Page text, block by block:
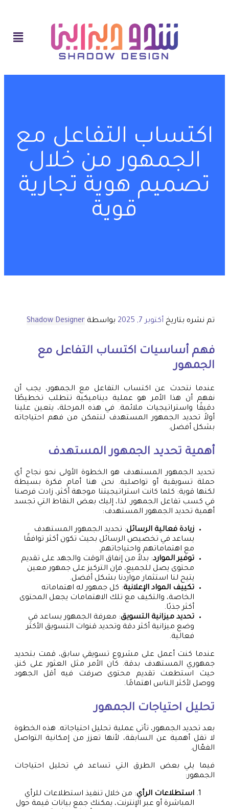
اكتساب التفاعل مع
الجمهور من خلال
تصميم هوية تجارية
قوية
تم نشره بتاريخ أكتوبر 7, 2025 بواسطة Shadow Designer
فهم أساسيات اكتساب التفاعل مع
الجمهور
عندما نتحدث عن اكتساب التفاعل مع الجمهور، يجب أن
نفهم أن هذا الأمر هو عملية ديناميكية تتطلب تخطيطًا
دقيقًا واستراتيجيات ملائمة. في هذه المرحلة، يتعين علينا
أولاً تحديد الجمهور المستهدف لنتمكن من فهم احتياجاته
بشكل أفضل.
أهمية تحديد الجمهور المستهدف
تحديد الجمهور المستهدف هو الخطوة الأولى نحو نجاح أي
حملة تسويقية أو تواصلية. نحن هنا أمام فكرة بسيطة
لكنها قوية: كلما كانت استراتيجيتنا موجهة أكثر، زادت فرصنا
في كسب تفاعل الجمهور. لذا، إليك بعض النقاط التي تجسد
أهمية تحديد الجمهور المستهدف:
زيادة فعالية الرسائل: تحديد الجمهور المستهدف
يساعد في تخصيص الرسائل بحيث تكون أكثر توافقًا
مع اهتماماتهم واحتياجاتهم.
توفير الموارد: بدلاً من إنفاق الوقت والجهد على تقديم
محتوى يصل للجميع، فإن التركيز على جمهور معين
يتيح لنا استثمار مواردنا بشكل أفضل.
تكييف المواد الإعلانية: كل جمهور له اهتماماته
الخاصة، والتكيف مع تلك الاهتمامات يجعل المحتوى
أكثر جذبًا.
تحديد ميزانية التسويق: معرفة الجمهور يساعد في
وضع ميزانية أكثر دقة وتحديد قنوات التسويق الأكثر
فعالية.
عندما كنت أعمل على مشروع تسويقي سابق، قمت بتحديد
جمهوري المستهدف بدقة. كان الأمر مثل العثور على كنز،
حيث استطعت تقديم محتوى صرفت فيه أقل الجهود
ووصل لأكثر الناس اهتمامًا.
تحليل احتياجات الجمهور
بعد تحديد الجمهور، تأتي عملية تحليل احتياجاته. هذه الخطوة
لا تقل أهمية عن السابقة، لأنها تعزز من إمكانية التواصل
الفعّال.
فيما يلي بعض الطرق التي تساعد في تحليل احتياجات
الجمهور:
استطلاعات الرأي: من خلال تنفيذ استطلاعات للرأي
المباشرة أو عبر الإنترنت، يمكنك جمع بيانات قيمة حول